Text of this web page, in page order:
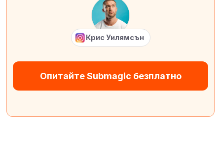
Крис Уилямсън
Опитайте Submagic безплатно